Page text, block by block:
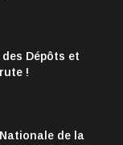
des Dépôts et
!
Nationale de la